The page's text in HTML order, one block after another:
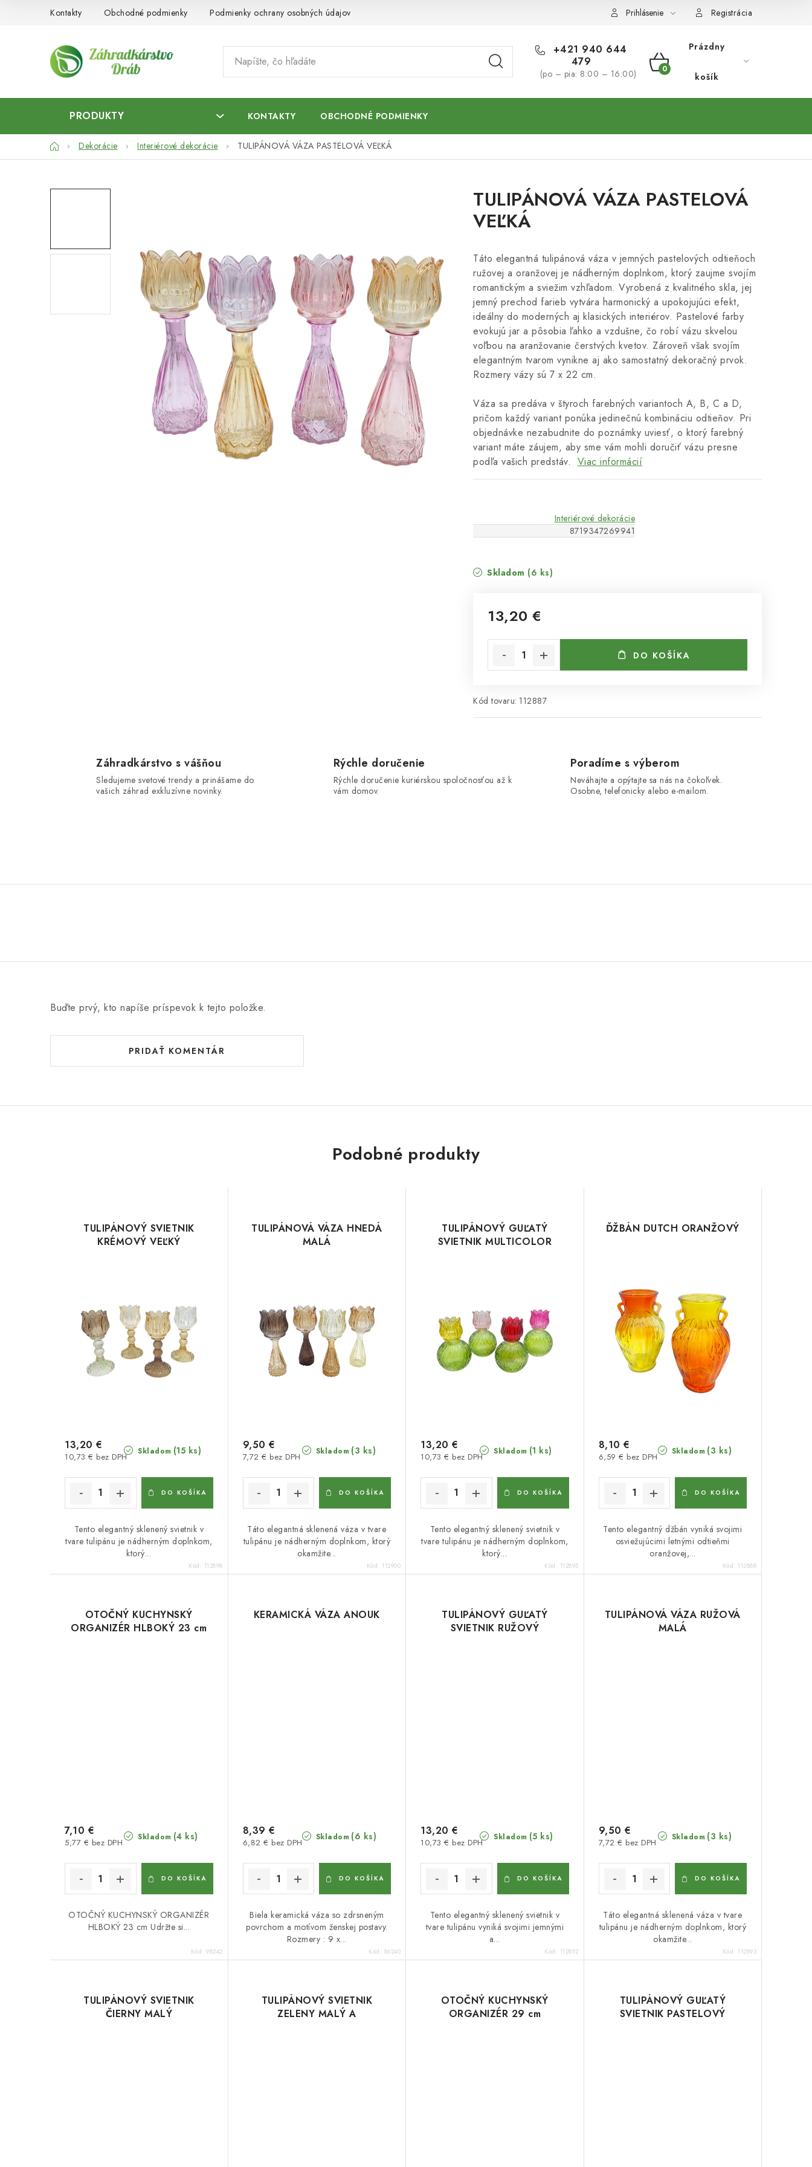
Kontakty Obchodné podmienky Podmienky ochrany osobných údajov Prihlásenie Registrácia
+421 940 644
479
(po – pia: 8:00 – 16:00)
NÁKUPNÝ
Prázdny
košík
PRODUKTY KONTAKTY OBCHODNÉ PODMIENKY
DomovDekorácie Interiérové dekorácie TULIPÁNOVÁ VÁZA PASTELOVÁ VEĽKÁ
TULIPÁNOVÁ VÁZA PASTELOVÁ
VEĽKÁ
Táto elegantná tulipánová váza v jemných pastelových odtieňoch
ružovej a oranžovej je nádherným doplnkom, ktorý zaujme svojím
romantickým a sviežim vzhľadom. Vyrobená z kvalitného skla, jej
jemný prechod farieb vytvára harmonický a upokojujúci efekt,
ideálny do moderných aj klasických interiérov. Pastelové farby
evokujú jar a pôsobia ľahko a vzdušne, čo robí vázu skvelou
voľbou na aranžovanie čerstvých kvetov. Zároveň však svojím
elegantným tvarom vynikne aj ako samostatný dekoračný prvok.
Rozmery vázy sú 7 x 22 cm.
Váza sa predáva v štyroch farebných variantoch A, B, C a D,
pričom každý variant ponúka jedinečnú kombináciu odtieňov. Pri
objednávke nezabudnite do poznámky uviesť, o ktorý farebný
variant máte záujem, aby sme vám mohli doručiť vázu presne
podľa vašich predstáv. Viac informácií
Interiérové dekorácie
8719347269941
Skladom (6 ks)
13,20 €
DO KOŠÍKA
Kód tovaru: 112887
Záhradkárstvo s vášňou
Sledujeme svetové trendy a prinášame do
vašich záhrad exkluzívne novinky.
Rýchle doručenie
Rýchle doručenie kuriérskou spoločnosťou až k
vám domov.
Poradíme s výberom
Neváhajte a opýtajte sa nás na čokoľvek.
Osobne, telefonicky alebo e-mailom.
Buďte prvý, kto napíše príspevok k tejto položke.
PRIDAŤ KOMENTÁR
Podobné produkty
TULIPÁNOVÝ SVIETNIK
KRÉMOVÝ VEĽKÝ
Skladom (15 ks)
10,73 € bez DPH
13,20 €
DO KOŠÍKA
Tento elegantný sklenený svietnik v
tvare tulipánu je nádherným doplnkom,
ktorý...
Kód: 112898
TULIPÁNOVÁ VÁZA HNEDÁ
MALÁ
Skladom (3 ks)
7,72 € bez DPH
9,50 €
DO KOŠÍKA
Táto elegantná sklenená váza v tvare
tulipánu je nádherným doplnkom, ktorý
okamžite...
Kód: 112900
TULIPÁNOVÝ GUĽATÝ
SVIETNIK MULTICOLOR
Skladom (1 ks)
10,73 € bez DPH
13,20 €
DO KOŠÍKA
Tento elegantný sklenený svietnik v
tvare tulipánu je nádherným doplnkom,
ktorý...
Kód: 112895
ĎŽBÁN DUTCH ORANŽOVÝ
Skladom (3 ks)
6,59 € bez DPH
8,10 €
DO KOŠÍKA
Tento elegantný džbán vyniká svojimi
osviežujúcimi letnými odtieňmi
oranžovej,...
Kód: 112888
OTOČNÝ KUCHYNSKÝ
ORGANIZÉR HLBOKÝ 23 cm
Skladom (4 ks)
5,77 € bez DPH
7,10 €
DO KOŠÍKA
OTOČNÝ KUCHYNSKÝ ORGANIZÉR
HLBOKÝ 23 cm Udržte si...
Kód: 98242
KERAMICKÁ VÁZA ANOUK
Skladom (6 ks)
6,82 € bez DPH
8,39 €
DO KOŠÍKA
Biela keramická váza so zdrsneným
povrchom a motívom ženskej postavy.
Rozmery : 9 x...
Kód: 86240
TULIPÁNOVÝ GUĽATÝ
SVIETNIK RUŽOVÝ
Skladom (5 ks)
10,73 € bez DPH
13,20 €
DO KOŠÍKA
Tento elegantný sklenený svietnik v
tvare tulipánu vyniká svojimi jemnými
a...
Kód: 112892
TULIPÁNOVÁ VÁZA RUŽOVÁ
MALÁ
Skladom (3 ks)
7,72 € bez DPH
9,50 €
DO KOŠÍKA
Táto elegantná sklenená váza v tvare
tulipánu je nádherným doplnkom, ktorý
okamžite...
Kód: 112893
TULIPÁNOVÝ SVIETNIK
ČIERNY MALÝ
TULIPÁNOVÝ SVIETNIK
ZELENY MALÝ A
OTOČNÝ KUCHYNSKÝ
ORGANIZÉR 29 cm
TULIPÁNOVÝ GUĽATÝ
SVIETNIK PASTELOVÝ